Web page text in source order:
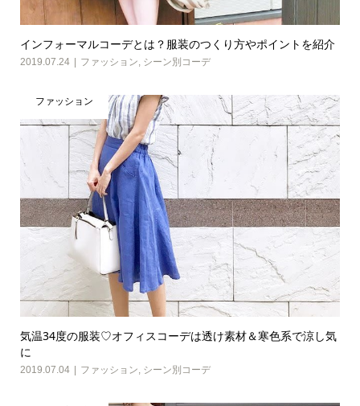
インフォーマルコーデとは？服装のつくり方やポイントを紹介
2019.07.24 ファッション シーン別コーデ
ファッション
気温34度の服装♡オフィスコーデは透け素材＆寒色系で涼し気
に
2019.07.04 ファッション, シーン別コーデ